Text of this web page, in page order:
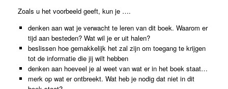
Zoals u het voorbeeld geeft, kun je ….
denken aan wat je verwacht te leren van dit boek. Waarom er
tijd aan besteden? Wat wil je er uit halen?
beslissen hoe gemakkelijk het zal zijn om toegang te krijgen
tot de informatie die jij wilt hebben
denken aan hoeveel je al weet van wat er in het boek staat…
merk op wat er ontbreekt. Wat heb je nodig dat niet in dit